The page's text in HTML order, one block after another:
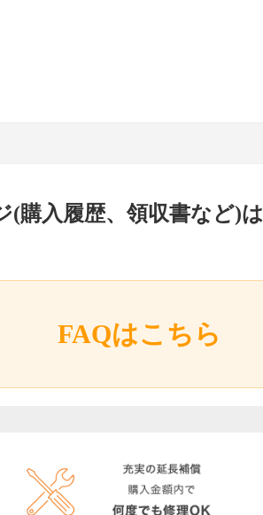
(購入履歴、領収書など)は
FAQはこちら